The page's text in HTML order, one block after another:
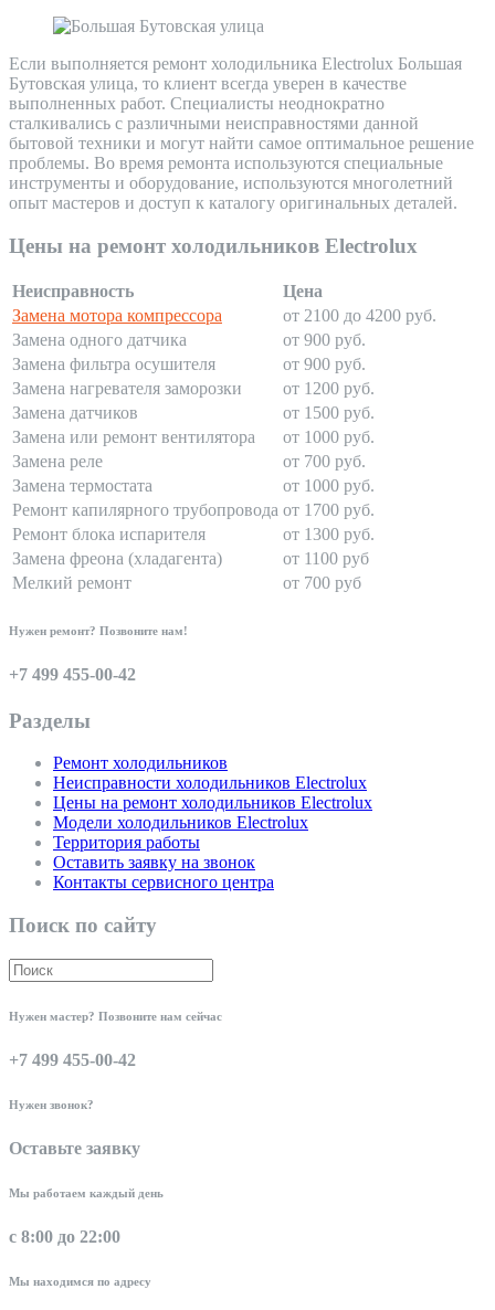
Если выполняется ремонт холодильника Electrolux Большая
Бутовская улица, то клиент всегда уверен в качестве
выполненных работ. Специалисты неоднократно
сталкивались с различными неисправностями данной
бытовой техники и могут найти самое оптимальное решение
проблемы. Во время ремонта используются специальные
инструменты и оборудование, используются многолетний
опыт мастеров и доступ к каталогу оригинальных деталей.
Цены на ремонт холодильников Electrolux
Неисправность
Цена
Замена мотора компрессора
от 2100 до 4200 руб.
Замена одного датчика
от 900 руб.
Замена фильтра осушителя
от 900 руб.
Замена нагревателя заморозки
от 1200 руб.
Замена датчиков
от 1500 руб.
Замена или ремонт вентилятора
от 1000 руб.
Замена реле
от 700 руб.
Замена термостата
от 1000 руб.
Ремонт капилярного трубопровода от 1700 руб.
Ремонт блока испарителя
от 1300 руб.
Замена фреона (хладагента)
от 1100 руб
Мелкий ремонт
от 700 руб
Нужен ремонт? Позвоните нам!
+7 499 455-00-42
Разделы
Ремонт холодильников
Неисправности холодильников Electrolux
Цены на ремонт холодильников Electrolux
Модели холодильников Electrolux
Территория работы
Оставить заявку на звонок
Контакты сервисного центра
Поиск по сайту
Нужен мастер? Позвоните нам сейчас
+7 499 455-00-42
Нужен звонок?
Оставьте заявку
Мы работаем каждый день
с 8:00 до 22:00
Мы находимся по адресу